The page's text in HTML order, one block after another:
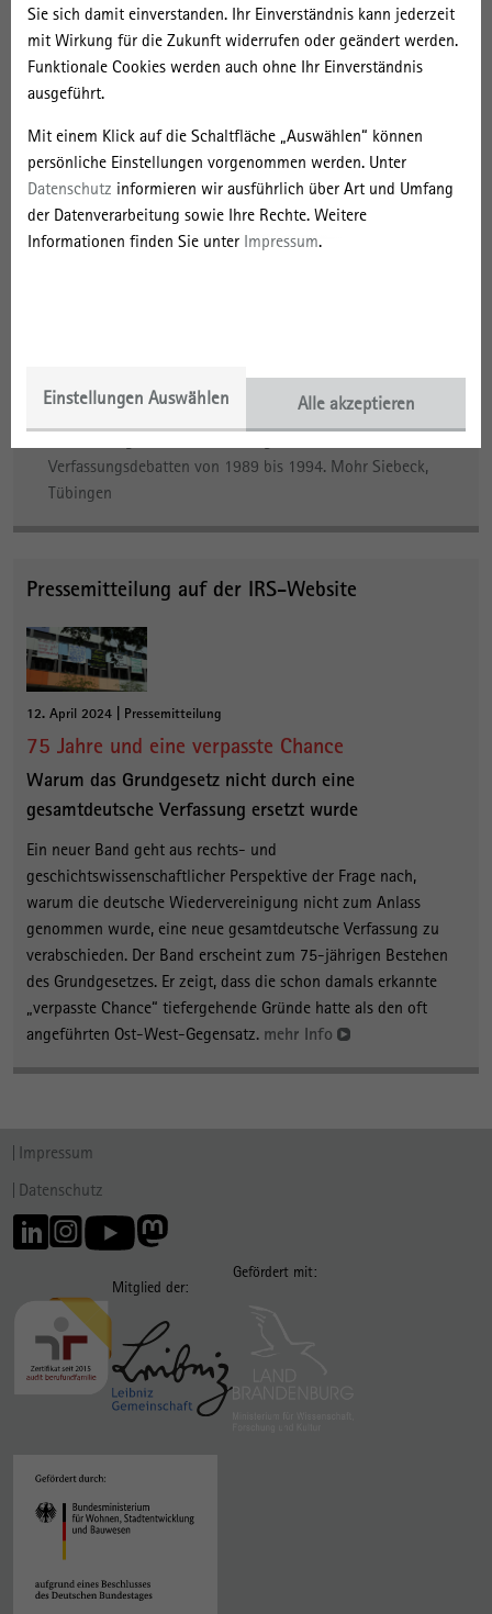
Sie sich damit einverstanden. Ihr Einverständnis kann jederzeit
mit Wirkung für die Zukunft widerrufen oder geändert werden.
Funktionale Cookies werden auch ohne Ihr Einverständnis
ausgeführt.
Mit einem Klick auf die Schaltfläche „Auswählen“ können
persönliche Einstellungen vorgenommen werden. Unter
Datenschutz informieren wir ausführlich über Art und Umfang
der Datenverarbeitung sowie Ihre Rechte. Weitere
Informationen finden Sie unter Impressum.
Einstellungen Auswählen Alle akzeptieren
Kontakt
Personen
Forschungsschwerpunkte
Zeitgeschichte und Archiv
Forschungsgruppen
Brückweh, Kerstin (Hrsg.) (2024). Die Wiederbelebung eines
Verfassungsdebatten von 1989 bis 1994. Mohr Siebeck,
Tübingen
Pressemitteilung auf der IRS-Website
12. April 2024 | Pressemitteilung
75 Jahre und eine verpasste Chance
Warum das Grundgesetz nicht durch eine
gesamtdeutsche Verfassung ersetzt wurde
Ein neuer Band geht aus rechts- und
geschichtswissenschaftlicher Perspektive der Frage nach,
warum die deutsche Wiedervereinigung nicht zum Anlass
genommen wurde, eine neue gesamtdeutsche Verfassung zu
verabschieden. Der Band erscheint zum 75-jährigen Bestehen
des Grundgesetzes. Er zeigt, dass die schon damals erkannte
„verpasste Chance“ tiefergehende Gründe hatte als den oft
angeführten Ost-West-Gegensatz. mehr Info
Impressum
Datenschutz
Mitglied der:
Gefördert mit: